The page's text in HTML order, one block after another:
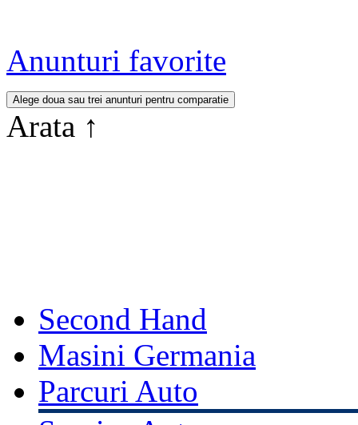
Anunturi favorite
Arata ↑
Second Hand
Masini Germania
Parcuri Auto